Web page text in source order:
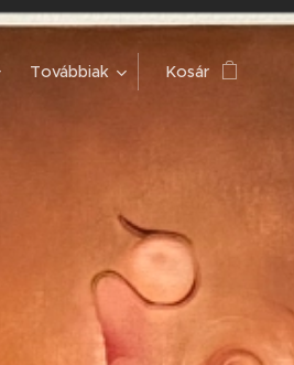
Továbbiak Kosár